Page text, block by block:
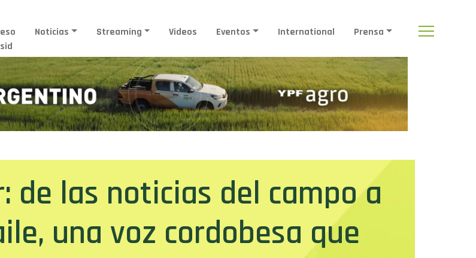
Noticias Streaming Videos Eventos International Prensa
de las noticias del campo a
una voz cordobesa que